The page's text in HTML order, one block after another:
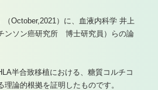
October,2021）に、血液内科学 井上
ンソン癌研究所 博士研究員）らの論
半合致移植における、糖質コルチコ
論的根拠を証明したものです。